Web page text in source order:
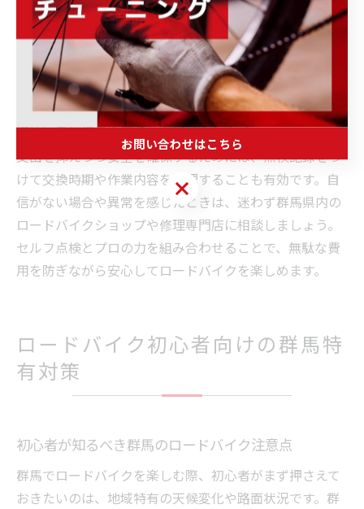
セルフ点検で特に注意したいのは、ブレーキの効き具合
やワイヤーの緩み、ネジのゆるみです。これらは坂道や
長距離走行が多い群馬エリアで特に劣化しやすいため、
こまめな点検と調整が必要です。初心者の場合は、最初
は空気圧チェックや簡単な注油から始め、慣れてきたら
徐々に点検項目を増やしていきましょう。
支出を抑えつつ安全を確保するためには、点検記録をつ
けて交換時期や作業内容を管理することも有効です。自
信がない場合や異常を感じたときは、迷わず群馬県内の
ロードバイクショップや修理専門店に相談しましょう。
セルフ点検とプロの力を組み合わせることで、無駄な費
用を防ぎながら安心してロードバイクを楽しめます。
ロードバイク初心者向けの群馬特
有対策
初心者が知るべき群馬のロードバイク注意点
群馬でロードバイクを楽しむ際、初心者がまず押さえて
おきたいのは、地域特有の天候変化や路面状況です。群
お問い合わせはこちら
お問い合わせはこちら